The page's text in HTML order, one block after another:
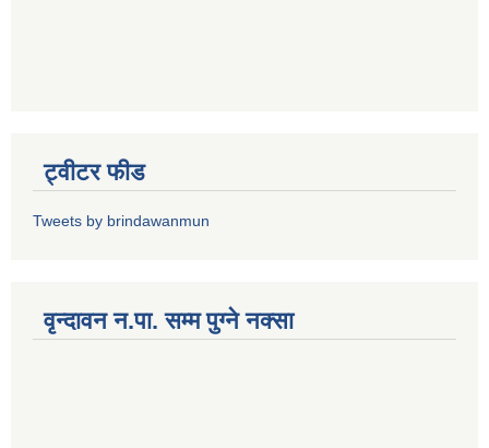
ट्वीटर फीड
Tweets by brindawanmun
वृन्दावन न.पा. सम्म पुग्ने नक्सा